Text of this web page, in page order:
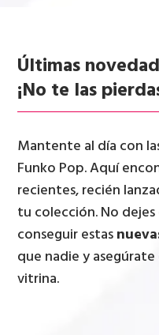
Últimas
¡No te las
Mantente al día con
Funko Pop. Aquí
recientes, recién
tu colección. No
conseguir estas
que nadie y
vitrina.